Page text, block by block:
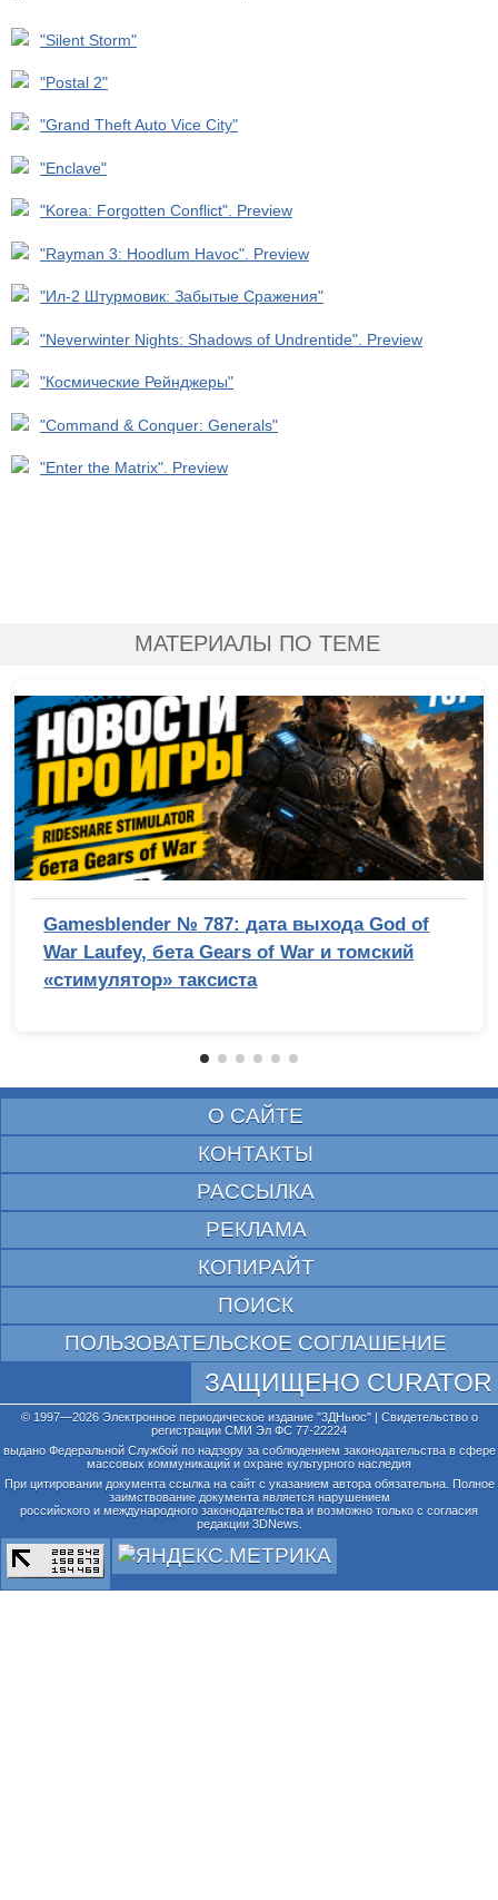
"Silent Storm"
"Postal 2"
"Grand Theft Auto Vice City"
"Enclave"
"Korea: Forgotten Conflict". Preview
"Rayman 3: Hoodlum Havoc". Preview
"Ил-2 Штурмовик: Забытые Сражения"
"Neverwinter Nights: Shadows of Undrentide". Preview
"Космические Рейнджеры"
"Command & Conquer: Generals"
"Enter the Matrix". Preview
МАТЕРИАЛЫ ПО ТЕМЕ
Gamesblender № 787: дата выхода God of
War Laufey, бета Gears of War и томский
«стимулятор» таксиста
О САЙТЕ
КОНТАКТЫ
РАССЫЛКА
РЕКЛАМА
КОПИРАЙТ
ПОИСК
ПОЛЬЗОВАТЕЛЬСКОЕ СОГЛАШЕНИЕ
ЗАЩИЩЕНО CURATOR
© 1997—2026 Электронное периодическое издание "3ДНьюс" | Свидетельство о
регистрации СМИ Эл ФС 77-22224
выдано Федеральной Службой по надзору за соблюдением законодательства в сфере
массовых коммуникаций и охране культурного наследия
При цитировании документа ссылка на сайт с указанием автора обязательна. Полное
заимствование документа является нарушением
российского и международного законодательства и возможно только с согласия
редакции 3DNews.